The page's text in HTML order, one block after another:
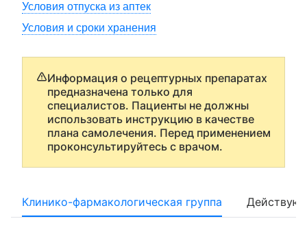
Условия отпуска из аптек
Условия и сроки хранения
Информация о рецептурных препаратах
предназначена только для
специалистов. Пациенты не должны
использовать инструкцию в качестве
плана самолечения. Перед применением
проконсультируйтесь с врачом.
Клинико-фармакологическая группа